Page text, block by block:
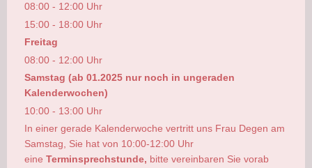
08:00 - 12:00 Uhr
15:00 - 18:00 Uhr
Freitag
08:00 - 12:00 Uhr
Samstag (ab 01.2025 nur noch in ungeraden
Kalenderwochen)
10:00 - 13:00 Uhr
In einer gerade Kalenderwoche vertritt uns Frau Degen am
Samstag, Sie hat von 10:00-12:00 Uhr
eine Terminsprechstunde, bitte vereinbaren Sie vorab